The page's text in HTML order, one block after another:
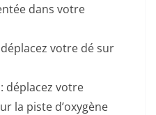
dans votre
votre dé sur
: déplacez votre
la piste d’oxygène